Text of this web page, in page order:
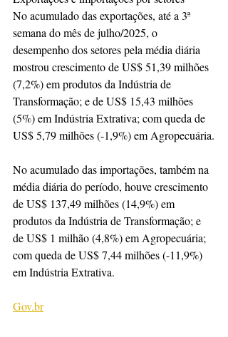
No acumulado das exportações, até a 3ª
semana do mês de julho/2025, o
desempenho dos setores pela média diária
mostrou crescimento de US$ 51,39 milhões
(7,2%) em produtos da Indústria de
Transformação; e de US$ 15,43 milhões
(5%) em Indústria Extrativa; com queda de
US$ 5,79 milhões (-1,9%) em Agropecuária.
No acumulado das importações, também na
média diária do período, houve crescimento
de US$ 137,49 milhões (14,9%) em
produtos da Indústria de Transformação; e
de US$ 1 milhão (4,8%) em Agropecuária;
com queda de US$ 7,44 milhões (-11,9%)
em Indústria Extrativa.
Gov.br